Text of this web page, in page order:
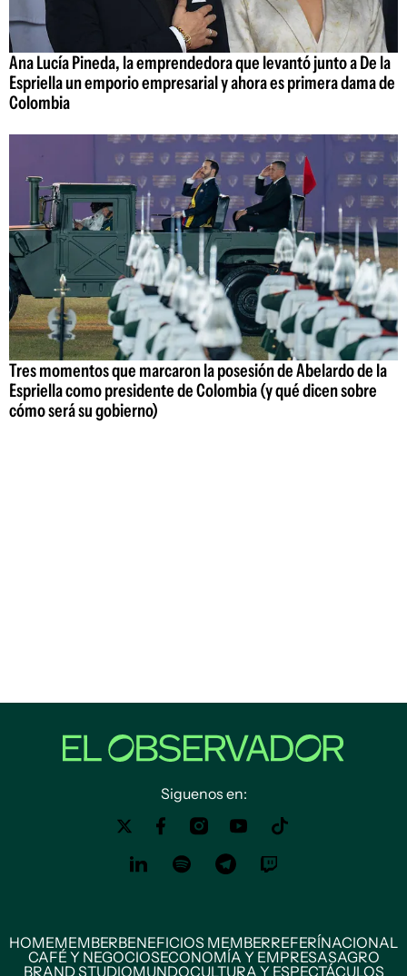
Ana Lucía Pineda, la emprendedora que levantó junto a De la
Espriella un emporio empresarial y ahora es primera dama de
Colombia
Tres momentos que marcaron la posesión de Abelardo de la
Espriella como presidente de Colombia (y qué dicen sobre
cómo será su gobierno)
Siguenos en:
HOMEMEMBERBENEFICIOS MEMBERREFERÍNACIONAL
CAFÉ Y NEGOCIOSECONOMÍA Y EMPRESASAGRO
BRAND STUDIOMUNDOCULTURA Y ESPECTÁCULOS